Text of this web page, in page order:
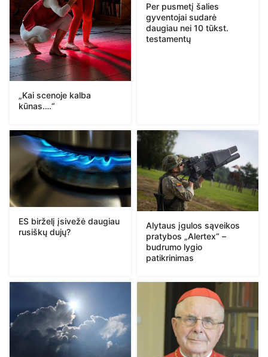
„Kai scenoje kalba
kūnas….“
Per pusmetį šalies
gyventojai sudarė
daugiau nei 10 tūkst.
testamentų
ES birželį įsivežė daugiau
rusiškų dujų?
Alytaus įgulos sąveikos
pratybos „Alertex“ –
budrumo lygio
patikrinimas